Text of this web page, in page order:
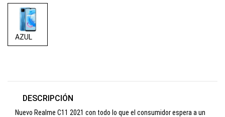
AZUL
DESCRIPCIÓN
Nuevo Realme C11 2021 con todo lo que el consumidor espera a un